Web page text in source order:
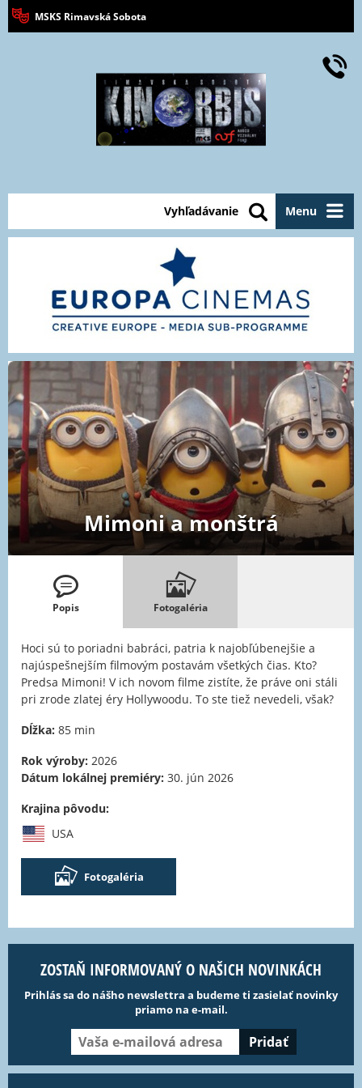
MSKS Rimavská Sobota
Menu
Vyhľadávanie
Mimoni a monštrá
Popis Fotogaléria
Hoci sú to poriadni babráci, patria k najobľúbenejšie a
najúspešnejším filmovým postavám všetkých čias. Kto?
Predsa Mimoni! V ich novom filme zistíte, že práve oni stáli
pri zrode zlatej éry Hollywoodu. To ste tiež nevedeli, však?
Dĺžka: 85 min
Rok výroby: 2026
Dátum lokálnej premiéry: 30. jún 2026
Krajina pôvodu:
USA
Fotogaléria
ZOSTAŇ INFORMOVANÝ O NAŠICH NOVINKÁCH
Prihlás sa do nášho newslettra a budeme ti zasielať novinky
priamo na e-mail.